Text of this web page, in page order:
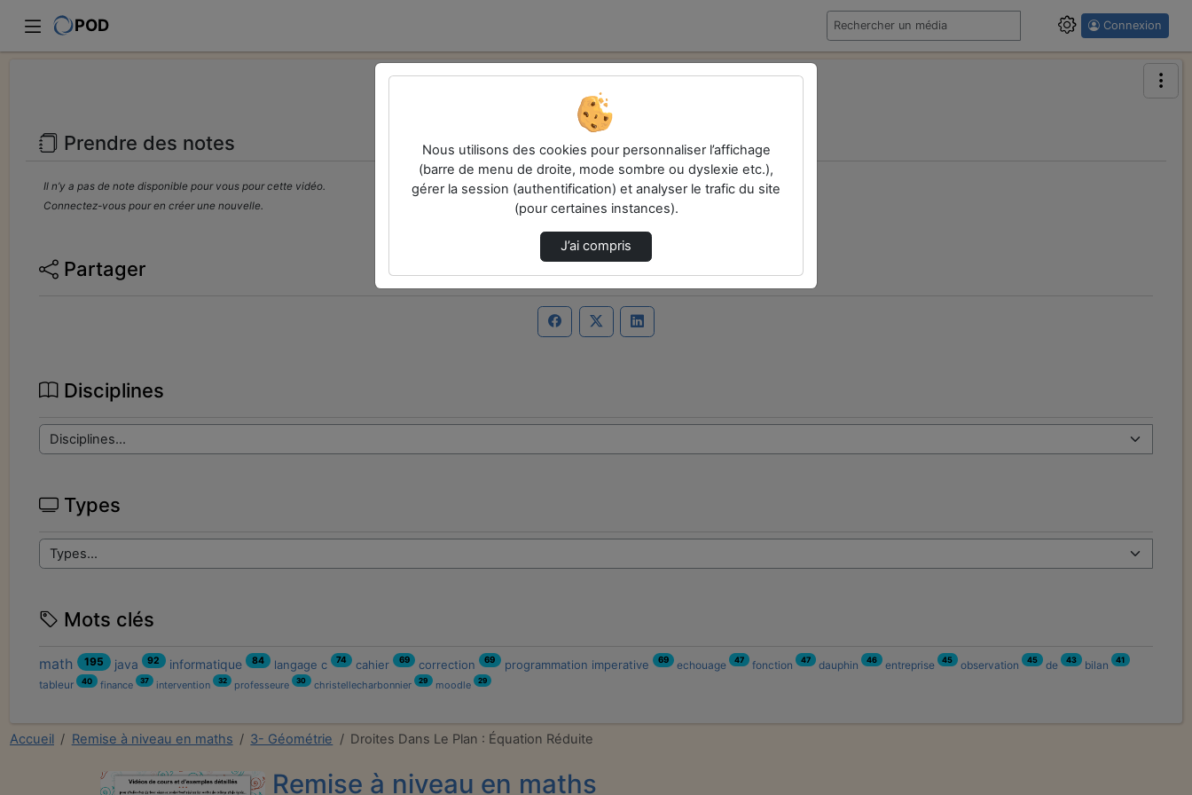
POD Connexion
Prendre des notes
Il n’y a pas de note disponible pour vous pour cette vidéo.
Connectez-vous pour en créer une nouvelle.
Partager
Disciplines
Types
Mots clés
math 195 java 92 informatique 84 langage c 74 cahier 69 correction 69 programmation imperative 69 echouage 47 fonction 47 dauphin 46 entreprise 45 observation 45 de 43 bilan 41
tableur 40 finance 37 intervention 32 professeure 30 christellecharbonnier 29 moodle 29
Accueil Remise à niveau en maths 3- Géométrie Droites Dans Le Plan : Équation Réduite
Remise à niveau en maths
Nous utilisons des cookies pour personnaliser l’affichage
(barre de menu de droite, mode sombre ou dyslexie etc.),
gérer la session (authentification) et analyser le trafic du site
(pour certaines instances).
J’ai compris